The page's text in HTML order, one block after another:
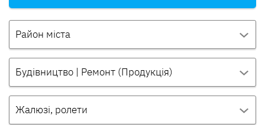
Район міста
Будівництво | Ремонт (Продукція)
Жалюзі, ролети